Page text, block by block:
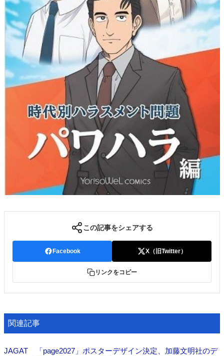
この記事をシェアする
Facebook X（旧Twitter）
リンクをコピー
関連記事
JAGAT 「page2027」ポスターデザイン決定、加藤文明社のデ